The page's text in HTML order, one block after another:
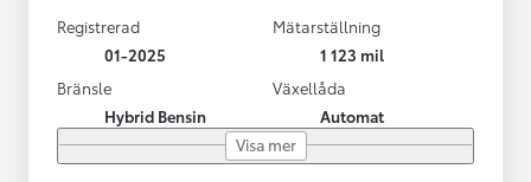
Registrerad
01-2025
Mätarställning
1 123 mil
Bränsle
Hybrid Bensin
Växellåda
Automat
Visa mer